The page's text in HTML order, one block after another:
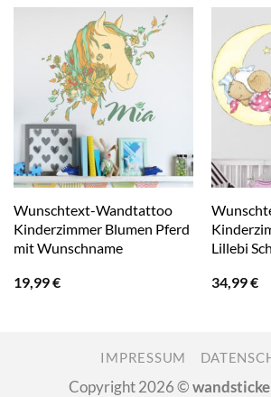
Wunschtext-Wandtattoo
Kinderzimmer Blumen Pferd
mit Wunschname
19,99€
Lillebi
34,99€
IMPRESSUM
Copyright 2026 ©